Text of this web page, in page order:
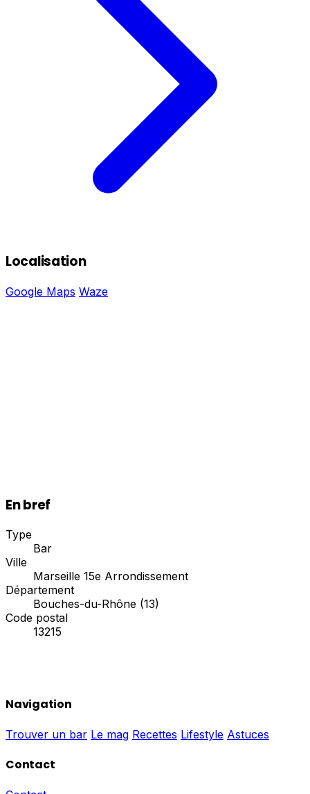
Localisation
Google Maps Waze
En bref
Type
Bar
Ville
Marseille 15e Arrondissement
Département
Bouches-du-Rhône (13)
Code postal
13215
Navigation
Trouver un bar Le mag Recettes Lifestyle Astuces
Contact